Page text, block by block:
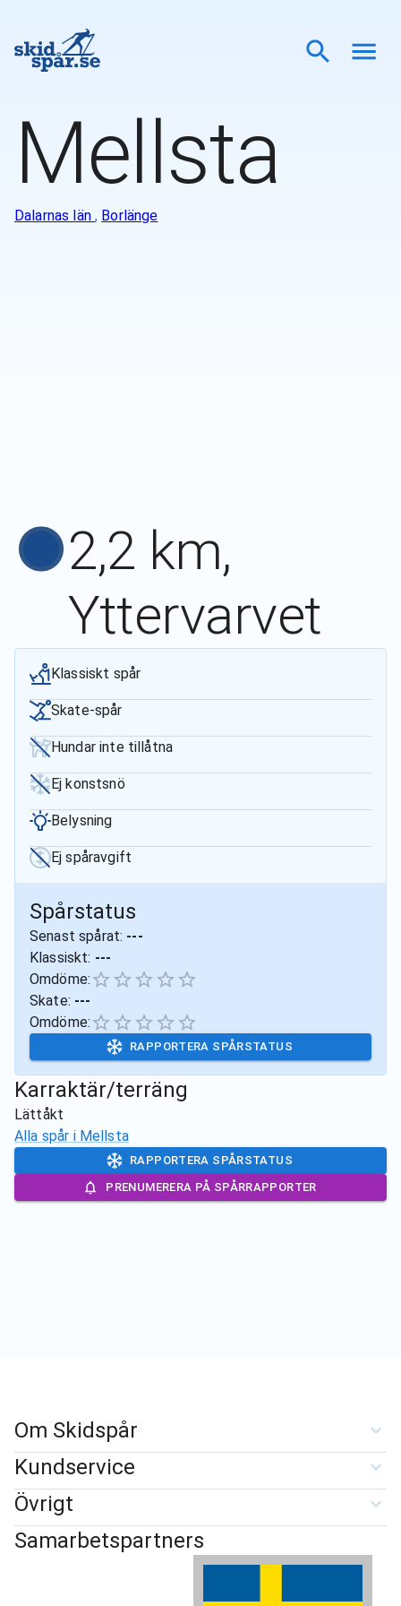
Mellsta
Dalarnas län , Borlänge
2,2 km,
Yttervarvet
Klassiskt spår
Skate-spår
Hundar inte tillåtna
Ej konstsnö
Belysning
Ej spåravgift
Spårstatus
Senast spårat: ---
Klassiskt: ---
Omdöme:
Skate: ---
Omdöme:
RAPPORTERA SPÅRSTATUS
Karraktär/terräng
Lättåkt
Alla spår i Mellsta
RAPPORTERA SPÅRSTATUS
PRENUMERERA PÅ SPÅRRAPPORTER
Om Skidspår
Kundservice
Övrigt
Samarbetspartners